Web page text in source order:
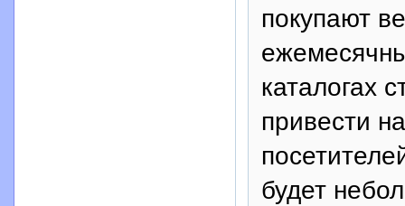
покупают
каталогах
привести
будет